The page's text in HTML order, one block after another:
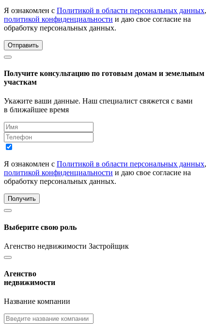
Я ознакомлен с Политикой в области персональных данных,
политикой конфиденциальности и даю свое согласие на
обработку персональных данных.
Отправить
Получите консультацию по готовым домам и земельным
участкам
Укажите ваши данные. Наш специалист свяжется с вами
в ближайшее время
Я ознакомлен с Политикой в области персональных данных,
политикой конфиденциальности и даю свое согласие на
обработку персональных данных.
Получить
Выберите свою роль
Агенство недвижимости Застройщик
Агенство
недвижимости
Название компании